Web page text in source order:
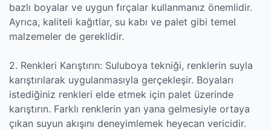
bazlı boyalar ve uygun fırçalar kullanmanız önemlidir.
Ayrıca, kaliteli kağıtlar, su kabı ve palet gibi temel
malzemeler de gereklidir.
2. Renkleri Karıştırın: Suluboya tekniği, renklerin suyla
karıştırılarak uygulanmasıyla gerçekleşir. Boyaları
istediğiniz renkleri elde etmek için palet üzerinde
karıştırın. Farklı renklerin yan yana gelmesiyle ortaya
çıkan suyun akışını deneyimlemek heyecan vericidir.